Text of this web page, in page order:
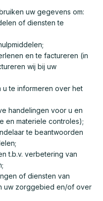
uw gegevens om:
of diensten te
en te factureren (in
wij bij uw
u te informeren over het
handelingen voor u en
en materiele controles);
te beantwoorden
t.b.v. verbetering van
of diensten van
uw zorggebied en/of over